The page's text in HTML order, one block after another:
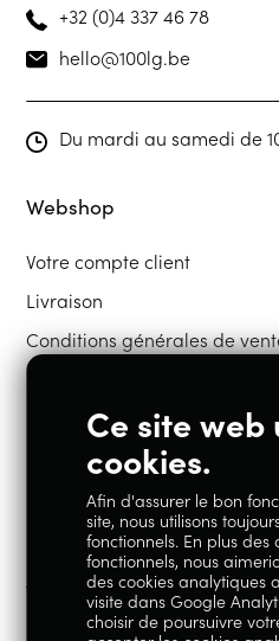
+32 (0)4 337 46 78
hello@100lg.be
Du mardi au samedi de
Webshop
Votre compte client
Livraison
Conditions générales de
Restons en contact
Instagram Facebook
Ce site web
cookies.
Afin d'assurer le bon
site, nous utilisons
fonctionnels. En plus des
fonctionnels, nous
des cookies analytiques
visite dans Google
choisir de poursuivre